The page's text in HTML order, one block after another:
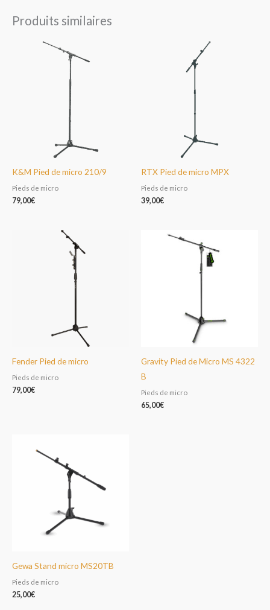
Produits similaires
K&M Pied de micro 210/9
Pieds de micro
79,00€
RTX Pied de micro MPX
Pieds de micro
39,00€
Fender Pied de micro
Pieds de micro
79,00€
Gravity Pied de Micro MS 4322
B
Pieds de micro
65,00€
Gewa Stand micro MS20TB
Pieds de micro
25,00€